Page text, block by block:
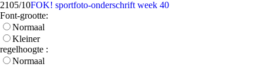
2105/10FOK! sportfoto-onderschrift week 40
Font-grootte:
Normaal
Kleiner
regelhoogte :
Normaal